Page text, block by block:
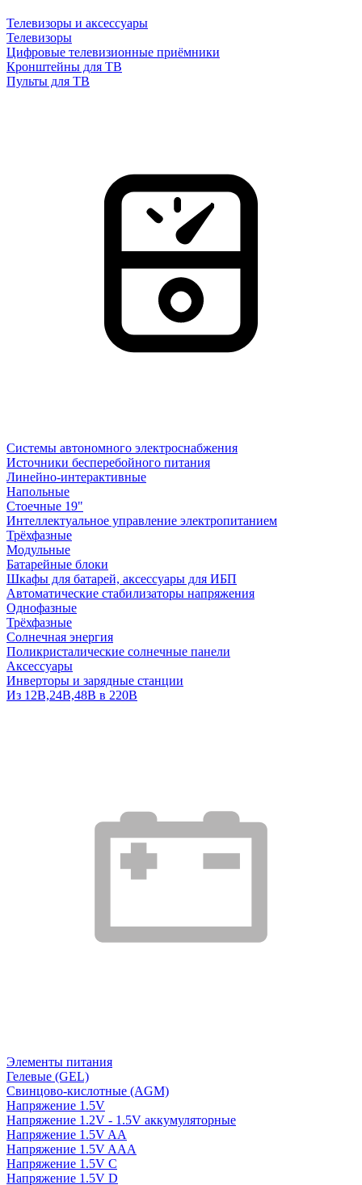
Телевизоры и аксессуары
Телевизоры
Цифровые телевизионные приёмники
Кронштейны для ТВ
Пульты для ТВ
Системы автономного электроснабжения
Источники бесперебойного питания
Линейно-интерактивные
Напольные
Стоечные 19"
Интеллектуальное управление электропитанием
Трёхфазные
Модульные
Батарейные блоки
Шкафы для батарей, аксессуары для ИБП
Автоматические стабилизаторы напряжения
Однофазные
Трёхфазные
Солнечная энергия
Поликристалические солнечные панели
Аксессуары
Инверторы и зарядные станции
Из 12В,24В,48В в 220В
Элементы питания
Гелевые (GEL)
Свинцово-кислотные (AGM)
Напряжение 1.5V
Напряжение 1.2V - 1.5V аккумуляторные
Напряжение 1.5V AA
Напряжение 1.5V AAA
Напряжение 1.5V C
Напряжение 1.5V D